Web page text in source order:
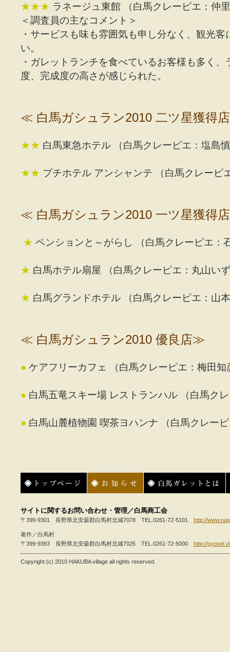
★★★ ラネージュ東館 （白馬クレーピエ：仲
＜調査員の主なコメント＞
・サービスも味も雰囲気も申し分なく、観光
い。
・ガレットランチを食べているお客様も多く
度、完成度の高さが感じられた。
≪ 白馬ガシュラン2010 二ツ星獲得
★★ 白馬東急ホテル （白馬クレーピエ：塩島
★★ プチホテル アンシャンテ （白馬クレーピ
≪ 白馬ガシュラン2010 一ツ星獲得
★ ペンションと～がらし （白馬クレーピエ：
★ 白馬ホテル扇屋 （白馬クレーピエ：丸山い
★ 白馬グランドホテル （白馬クレーピエ：山
≪ 白馬ガシュラン2010 優良店≫
● ケアフリーカフェ （白馬クレーピエ：梅田
● 白馬五竜スキー場 レストランハル （白馬ク
● 白馬山麓植物園 喫茶ヨハンナ （白馬クレー
サイトに関するお問い合わせ・管理／白馬商工会
〒399-9301 長野県北安曇郡白馬村北城7078 TEL.0261-72-5101 http://
著作／白馬村
〒399-9393 長野県北安曇郡白馬村北城7025 TEL.0261-72-5000 http://
Copyright (c) 2010 HAKUBA village all rights reserved.